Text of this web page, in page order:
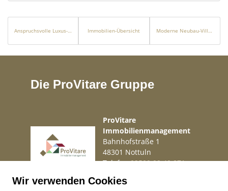
Anspruchsvolle Luxus-Neubau-Villa mit Infinity-Pool und Meerblick in Cas Catalá Immobilien-Übersicht Moderne Neubau-Villa mit Pool und Meerblick in Portals Nous
Die ProVitare Gruppe
ProVitare
Immobilienmanagement
Bahnhofstraße 1
48301 Nottuln
Telefon02509 99 49 871
Wir verwenden Cookies